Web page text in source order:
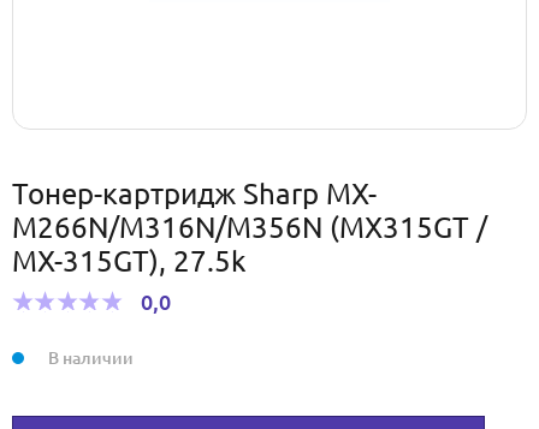
Тонер-картридж Sharp MX-
M266N/M316N/M356N (MX315GT /
MX-315GT), 27.5k
0,0
В наличии